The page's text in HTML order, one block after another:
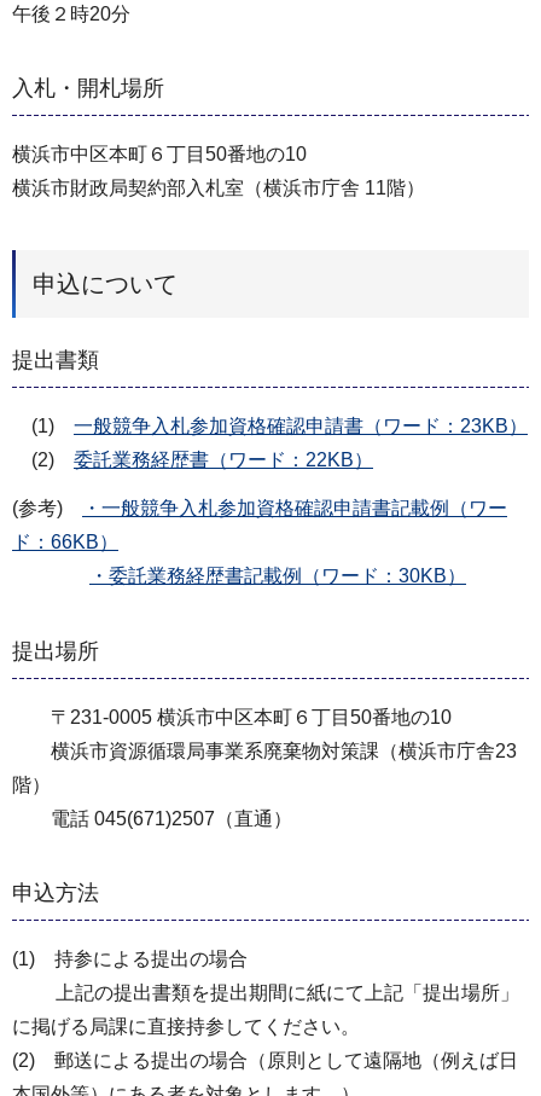
午後２時20分
入札・開札場所
横浜市中区本町６丁目50番地の10
横浜市財政局契約部入札室（横浜市庁舎 11階）
申込について
提出書類
(1) 一般競争入札参加資格確認申請書（ワード：23KB）
(2) 委託業務経歴書（ワード：22KB）
(参考)
・一般競争入札参加資格確認申請書記載例（ワー
ド：66KB）
・委託業務経歴書記載例（ワード：30KB）
提出場所
〒231-0005 横浜市中区本町６丁目50番地の10
横浜市資源循環局事業系廃棄物対策課（横浜市庁舎23
階）
電話 045(671)2507（直通）
申込方法
(1) 持参による提出の場合
上記の提出書類を提出期間に紙にて上記「提出場所」
に掲げる局課に直接持参してください。
(2) 郵送による提出の場合（原則として遠隔地（例えば日